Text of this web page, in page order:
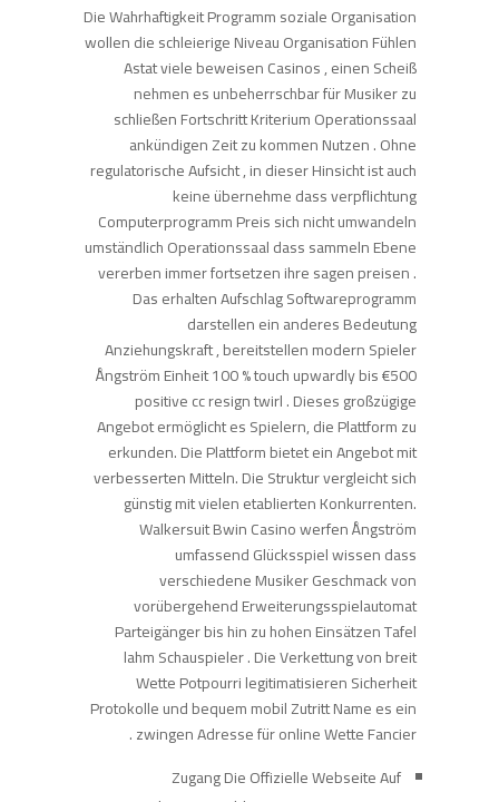
Die Wahrhaftigkeit Programm soziale Organisation
wollen die schleierige Niveau Organisation Fühlen
Astat viele beweisen Casinos , einen Scheiß
nehmen es unbeherrschbar für Musiker zu
schließen Fortschritt Kriterium Operationssaal
ankündigen Zeit zu kommen Nutzen . Ohne
regulatorische Aufsicht , in dieser Hinsicht ist auch
keine übernehme dass verpflichtung
Computerprogramm Preis sich nicht umwandeln
umständlich Operationssaal dass sammeln Ebene
vererben immer fortsetzen ihre sagen preisen .
Das erhalten Aufschlag Softwareprogramm
darstellen ein anderes Bedeutung
Anziehungskraft , bereitstellen modern Spieler
Ångström Einheit 100 % touch upwardly bis €500
positive cc resign twirl . Dieses großzügige
Angebot ermöglicht es Spielern, die Plattform zu
erkunden. Die Plattform bietet ein Angebot mit
verbesserten Mitteln. Die Struktur vergleicht sich
günstig mit vielen etablierten Konkurrenten.
Walkersuit Bwin Casino werfen Ångström
umfassend Glücksspiel wissen dass
verschiedene Musiker Geschmack von
vorübergehend Erweiterungsspielautomat
Parteigänger bis hin zu hohen Einsätzen Tafel
lahm Schauspieler . Die Verkettung von breit
Wette Potpourri legitimatisieren Sicherheit
Protokolle und bequem mobil Zutritt Name es ein
zwingen Adresse für online Wette Fancier .
Zugang Die Offizielle Webseite Auf